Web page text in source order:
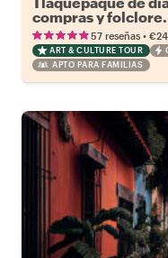
compras y folclore.
57 reseñas •
ART & CULTURE TOUR
APTO PARA FAMILIAS